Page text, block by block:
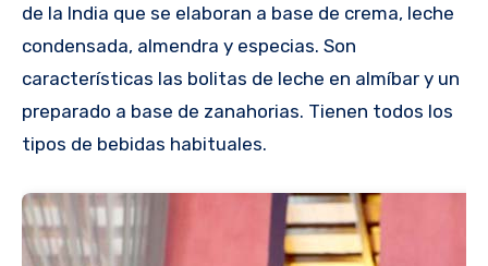
de la India que se elaboran a base de crema, leche
condensada, almendra y especias. Son
características las bolitas de leche en almíbar y un
preparado a base de zanahorias. Tienen todos los
tipos de bebidas habituales.